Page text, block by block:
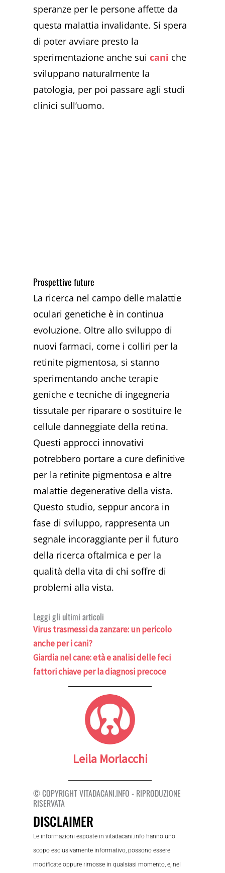
speranze per le persone affette da
questa malattia invalidante. Si spera
di poter avviare presto la
sperimentazione anche suicani che
sviluppano naturalmente la
patologia, per poi passare agli studi
clinici sull’uomo.
Prospettive future
La ricerca nel campo delle malattie
oculari genetiche è in continua
evoluzione. Oltre allo sviluppo di
nuovi farmaci, come i colliri per la
retinite pigmentosa, si stanno
sperimentando anche terapie
geniche e tecniche di ingegneria
tissutale per riparare o sostituire le
cellule danneggiate della retina.
Questi approcci innovativi
potrebbero portare a cure definitive
per la retinite pigmentosa e altre
malattie degenerative della vista.
Questo studio, seppur ancora in
fase di sviluppo, rappresenta un
segnale incoraggiante per il futuro
della ricerca oftalmica e per la
qualità della vita di chi soffre di
problemi alla vista.
Leggi gli ultimi articoli
Virus trasmessi da zanzare: un pericolo
anche per i cani?
Giardia nel cane: età e analisi delle feci
fattori chiave per la diagnosi precoce
Leila Morlacchi
© COPYRIGHT VITADACANI.INFO - RIPRODUZIONE
RISERVATA
DISCLAIMER
Le informazioni esposte in vitadacani.info hanno uno
scopo esclusivamente informativo, possono essere
modificate oppure rimosse in qualsiasi momento, e, nel